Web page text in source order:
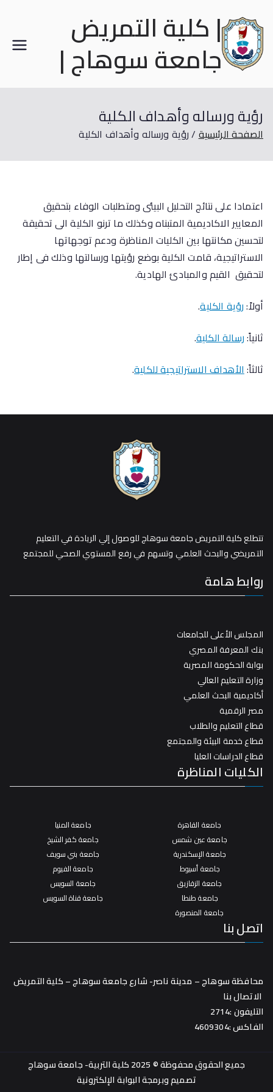
| كلية التمريض
جامعة سوهاج |
رؤية ورساله وأهداف الكلية
الصفحة الرئيسية رؤية ورساله وأهداف الكلية
اعتمادا على نتائج التحليل البيئى ومتطلبات الوفاء بتحقيق
المعايير الاكاديمية المتبناه وكذلك ما ترنو الكلية الى تحقيقة
لتحسين مكانتها بين الكليات المناظرة ودعم توجهاتها
الاستراتيجية، قامت الكلية بوضع رؤيتها ورسالتها وذلك فى إطار
لتحقيق القيم والمبادئ الهادية.
أولاً:رؤية الكلية.
ثانياً:رسالة الكلية.
ثالثاً:الأهداف الاستراتيجية للكلية.
تتطلع كلية التمريض جامعة سوهاج للوصول إلي الريادة في التعليم
التمريضي والبحث العلمي وتسهم في رفع المستوي الصحي للمجتمع
روابط هامة
المجلس الأعلى للجامعات
بنك المعرفة المصري
بوابة الحكومة المصرية
وزارة التعليم العالي
أكاديمية البحث العلمي
مصر الرقمية
قطاع التعليم والطلاب
قطاع خدمة البيئة والمجتمع
قطاع الدراسات العليا
الكليات المناظرة
جامعة القاهرة
جامعة عين شمس
جامعة الإسكندرية
جامعة أسيوط
جامعة الزقازيق
جامعة طنطا
جامعة المنصورة
جامعة المنيا
جامعة كفر الشيخ
جامعة بني سويف
جامعة الفيوم
جامعة السويس
جامعة قناة السويس
اتصل بنا
محافظة سوهاج – مدينة ناصر- شارع جامعة سوهاج – كلية التمريض
الاتصال بنا
التليفون :2714
الفاكس :4609304
جميع الحقوق محفوظة © 2025 كلية التربية- جامعة سوهاج
تصميم وبرمجةالبوابة الإلكترونية